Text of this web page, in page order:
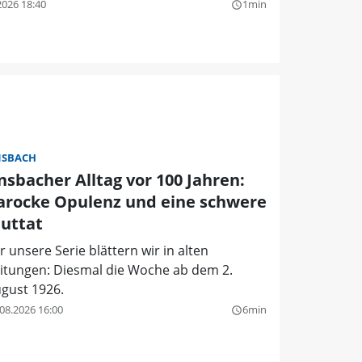
18:40 query_builder1min
Alltag vor 100 Jahren:
Opulenz und eine schwere
unsere Serie blättern wir in alten
Diesmal die Woche ab dem 2.
1926.
16:00 query_builder6min